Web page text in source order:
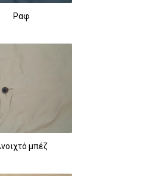
Ραφ
μπέζ